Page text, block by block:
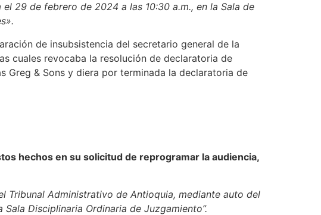
29 de febrero de 2024 a las 10:30 a.m., en la Sala de
de insubsistencia del secretario general de la
cuales revocaba la resolución de declaratoria de
& Sons y diera por terminada la declaratoria de
hechos en su solicitud de reprogramar la audiencia,
Tribunal Administrativo de Antioquia, mediante auto del
Disciplinaria Ordinaria de Juzgamiento”.